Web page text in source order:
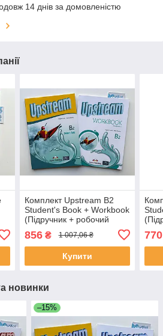
14 днів за домовленістю
Комплект Upstream B2
Student's Book + Workbook
(Підручник + робочий
856₴ 1 007,06 ₴
Купити
770
новинки
–15%